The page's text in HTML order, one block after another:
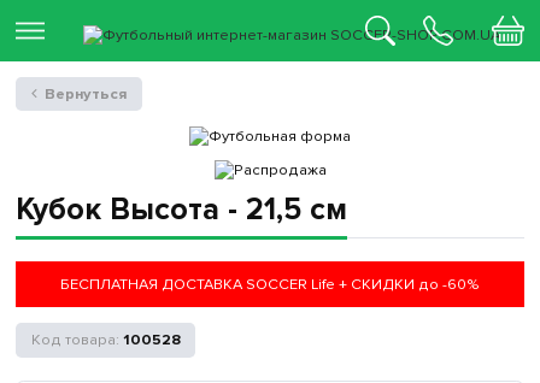
Кубок Высота - 21,5 см
БЕСПЛАТНАЯ ДОСТАВКА SOCCER Life + СКИДКИ до -60%
100528
Вернуться